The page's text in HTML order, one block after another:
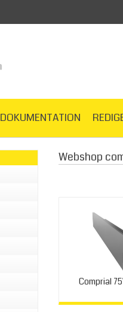
DOKUMENTATION
Webshop
Comprial